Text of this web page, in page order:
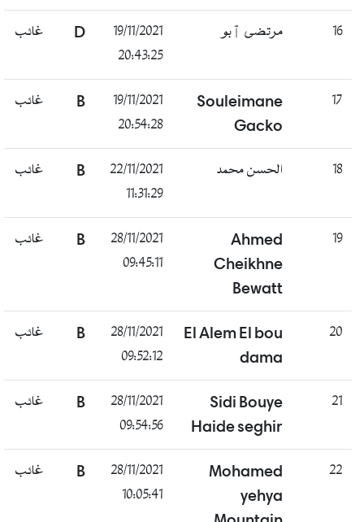
16 مرتضى ٱبو
19/11/2021
20:43:25
D غائب
17
Souleimane
Gacko
19/11/2021
20:54:28
B غائب
18 الحسن محمد
22/11/2021
11:31:29
B غائب
19
Ahmed
Cheikhne
Bewatt
28/11/2021
09:45:11
B غائب
20
El Alem El bou
dama
28/11/2021
09:52:12
B غائب
21
Sidi Bouye
Haide seghir
28/11/2021
09:54:56
B غائب
22
Mohamed
yehya
28/11/2021
10:05:41
B غائب